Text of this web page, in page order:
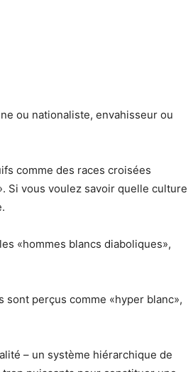
ou nationaliste, envahisseur ou
comme des races croisées
Si vous voulez savoir quelle culture
«hommes blancs diaboliques»,
perçus comme «hyper blanc»,
– un système hiérarchique de